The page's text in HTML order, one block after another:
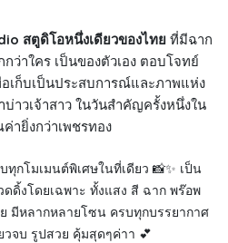
สตูดิโอหนึ่งเดียวของไทย ที่มีฉาก
าใคร เป็นของตัวเอง ตอบโจทย์
อเก็บเป็นประสบการณ์และภาพแห่ง
าวเจ้าสาว ในวันสำคัญครั้งหนึ่งใน
ายิ่งกว่าเพชรทอง
ทุกโมเมนต์พิเศษในที่เดียว 📸✨ เป็น
ดดิ้งโดยเฉพาะ ทั้งแสง สี ฉาก พร๊อพ
มีหลากหลายโซน ครบทุกบรรยากาศ
จบ รูปสวย คุ้มสุดๆค่าา 💕